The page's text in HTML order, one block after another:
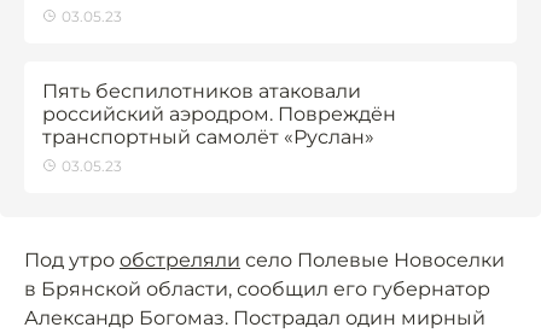
03.05.23
Пять беспилотников атаковали
российский аэродром. Повреждён
транспортный самолёт «Руслан»
03.05.23
Под утро обстреляли село Полевые Новоселки
в Брянской области, сообщил его губернатор
Александр Богомаз. Пострадал один мирный